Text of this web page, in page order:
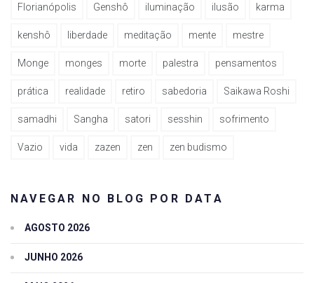
Florianópolis Genshô iluminação ilusão karma
kenshô liberdade meditação mente mestre
Monge monges morte palestra pensamentos
prática realidade retiro sabedoria Saikawa Roshi
samadhi Sangha satori sesshin sofrimento
Vazio vida zazen zen zen budismo
NAVEGAR NO BLOG POR DATA
AGOSTO 2026
JUNHO 2026